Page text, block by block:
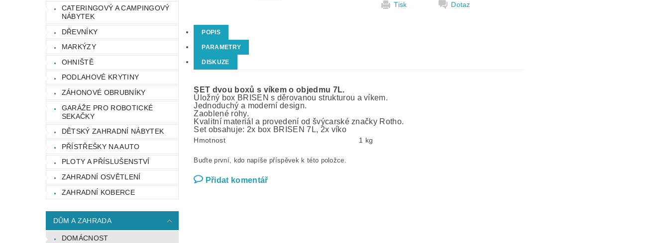
CATERINGOVÝ A CAMPINGOVÝ
NÁBYTEK
DŘEVNÍKY
MARKÝZY
OHNIŠTĚ
PODLAHOVÉ KRYTINY
ZÁHONOVÉ OBRUBNÍKY
GARÁŽE PRO ROBOTICKÉ
SEKAČKY
DĚTSKÝ ZAHRADNÍ NÁBYTEK
PŘÍSTŘEŠKY NA AUTO
PLOTY A PŘÍSLUŠENSTVÍ
ZAHRADNÍ OSVĚTLENÍ
ZAHRADNÍ KOBERCE
DŮM A ZAHRADA
DOMÁCNOST
Tisk
Dotaz
POPIS
PARAMETRY
DISKUZE
SET dvou boxů s víkem o objedmu 7L.
Úložný box BRISEN s děrovanou strukturou a víkem.
Jednoduchý a moderní design.
Zaoblené rohy.
Kvalitní materiál a provedení od švýcarské značky Rotho.
Set obsahuje: 2x box BRISEN 7L, 2x víko
Hmotnost 1 kg
Buďte první, kdo napíše příspěvek k této položce.
Přidat komentář